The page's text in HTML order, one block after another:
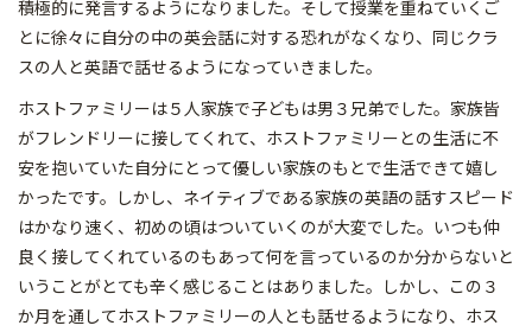
積極的に発言するようになりました。そして授業を重ねていくご
とに徐々に自分の中の英会話に対する恐れがなくなり、同じクラ
スの人と英語で話せるようになっていきました。
ホストファミリーは５人家族で子どもは男３兄弟でした。家族皆
がフレンドリーに接してくれて、ホストファミリーとの生活に不
安を抱いていた自分にとって優しい家族のもとで生活できて嬉し
かったです。しかし、ネイティブである家族の英語の話すスピード
はかなり速く、初めの頃はついていくのが大変でした。いつも仲
良く接してくれているのもあって何を言っているのか分からないと
いうことがとても辛く感じることはありました。しかし、この３
か月を通してホストファミリーの人とも話せるようになり、ホス